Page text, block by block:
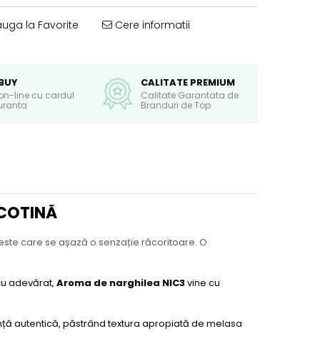
la Favorite Cere informatii
line cu cardul
CALITATE PREMIUM
Calitate Garantata de
Branduri de Top
care se așază o senzație răcoritoare. O
adevărat, Aroma de narghilea NIC3vine cu
autentică, păstrând textura apropiată de melasa